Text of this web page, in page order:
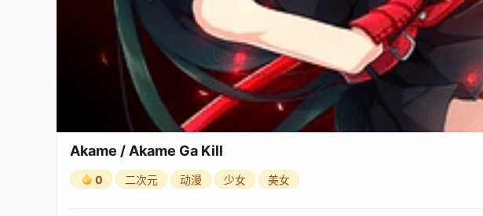
Akame / Akame Ga Kill
0 二次元 动漫 少女 美女